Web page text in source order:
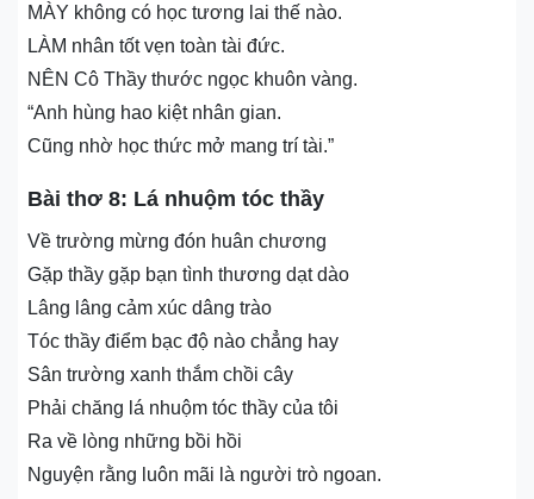
MÀY không có học tương lai thế nào.
LÀM nhân tốt vẹn toàn tài đức.
NÊN Cô Thầy thước ngọc khuôn vàng.
“Anh hùng hao kiệt nhân gian.
Cũng nhờ học thức mở mang trí tài.”
Bài thơ 8: Lá nhuộm tóc thầy
Về trường mừng đón huân chương
Gặp thầy gặp bạn tình thương dạt dào
Lâng lâng cảm xúc dâng trào
Tóc thầy điểm bạc độ nào chẳng hay
Sân trường xanh thắm chồi cây
Phải chăng lá nhuộm tóc thầy của tôi
Ra về lòng những bồi hồi
Nguyện rằng luôn mãi là người trò ngoan.